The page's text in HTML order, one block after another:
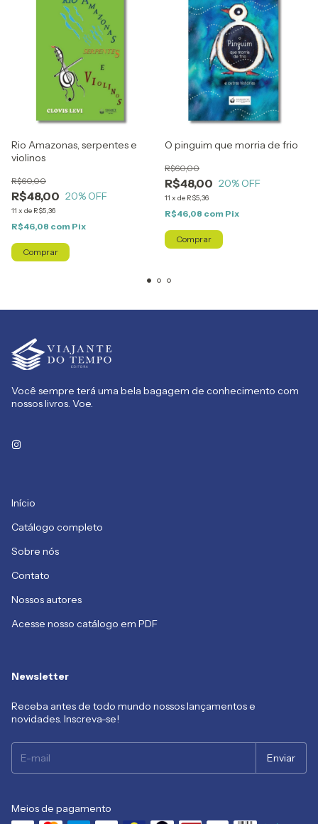
Rio Amazonas, serpentes e
violinos
R$48,00
R$60,00
20% OFF
11 x de R$5,36
R$46,08 com Pix
O pinguim que morria de frio
R$48,00
R$60,00
20% OFF
11 x de R$5,36
R$46,08 com Pix
Você sempre terá uma bela bagagem de conhecimento com
nossos livros. Voe.
Início
Catálogo completo
Sobre nós
Contato
Nossos autores
Acesse nosso catálogo em PDF
Newsletter
Receba antes de todo mundo nossos lançamentos e
novidades. Inscreva-se!
Meios de pagamento